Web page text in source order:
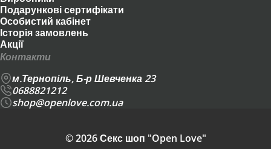
Подарункові сертифікати
Особистий кабінет
Історія замовлень
Акції
Контакти
м.Тернопіль, Б-р Шевченка 23
0688821212
shop@openlove.com.ua
© 2026 Секс шоп "Open Love"